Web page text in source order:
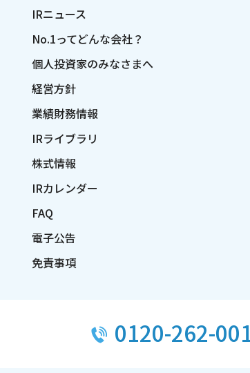
IRニュース
No.1ってどんな会社？
個人投資家のみなさまへ
経営方針
業績財務情報
IRライブラリ
株式情報
IRカレンダー
FAQ
電子公告
免責事項
0120-262-